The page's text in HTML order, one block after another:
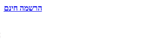
הרשמה חינם